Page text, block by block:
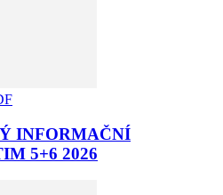
INFORMAČNÍ
5+6 2026